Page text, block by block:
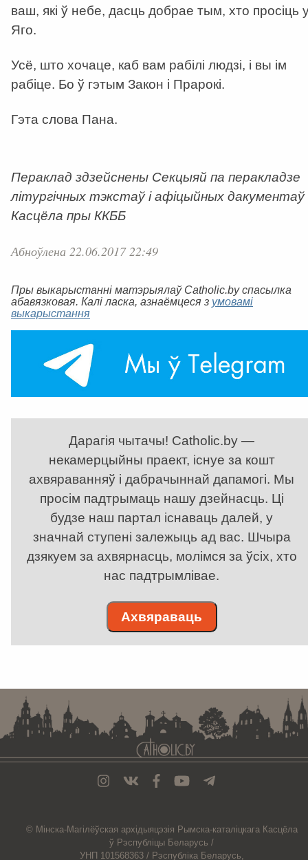
ваш, які ў небе, дасць добрае тым, хто просіць
Яго.
Усё, што хочаце, каб вам рабілі людзі, і вы ім
рабіце. Бо ў гэтым Закон і Прарокі.
Гэта слова Пана.
Пераклад здзейснены Секцыяй па перакладзе
літургічных тэкстаў і афіцыйных дакументаў
Касцёла пры ККББ
Абноўлена 22.06.2017 22:49
Пры выкарыстанні матэрыялаў Catholic.by спасылка
абавязковая. Калі ласка, азнаёмцеся з умовамі
выкарыстання
Дарагія чытачы! Catholic.by —
некамерцыйны праект, існуе за кошт
ахвяраванняў і дабрачыннай дапамогі. Мы
просім падтрымаць нашу дзейнасць. Ці
будзе наш партал існаваць далей, у
значнай ступені залежыць ад вас. Шчыра
дзякуем за ахвярнасць, молімся за ўсіх, хто
нас падтрымлівае.
Ахвяраваць
© Мiнска-Магiлёўская архiдыяцэзiя Рымска-каталіцкага Касцёла
ў Рэспубліцы Беларусь /
УНП 101568363 / Рэспубліка Беларусь,